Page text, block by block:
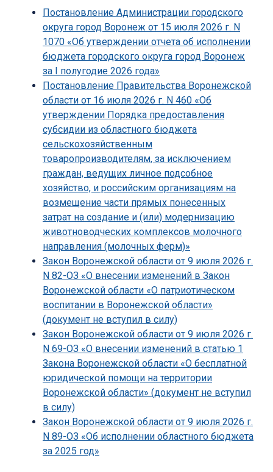
Постановление Администрации городского
округа город Воронеж от 15 июля 2026 г. N
1070 «Об утверждении отчета об исполнении
бюджета городского округа город Воронеж
за I полугодие 2026 года»
Постановление Правительства Воронежской
области от 16 июля 2026 г. N 460 «Об
утверждении Порядка предоставления
субсидии из областного бюджета
сельскохозяйственным
товаропроизводителям, за исключением
граждан, ведущих личное подсобное
хозяйство, и российским организациям на
возмещение части прямых понесенных
затрат на создание и (или) модернизацию
животноводческих комплексов молочного
направления (молочных ферм)»
Закон Воронежской области от 9 июля 2026 г.
N 82-ОЗ «О внесении изменений в Закон
Воронежской области «О патриотическом
воспитании в Воронежской области»
(документ не вступил в силу)
Закон Воронежской области от 9 июля 2026 г.
N 69-ОЗ «О внесении изменений в статью 1
Закона Воронежской области «О бесплатной
юридической помощи на территории
Воронежской области» (документ не вступил
в силу)
Закон Воронежской области от 9 июля 2026 г.
N 89-ОЗ «Об исполнении областного бюджета
за 2025 год»